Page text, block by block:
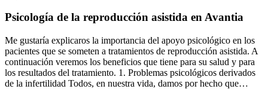
Psicología de la reproducción asistida en Avantia
Me gustaría explicaros la importancia del apoyo psicológico en los
pacientes que se someten a tratamientos de reproducción asistida. A
continuación veremos los beneficios que tiene para su salud y para
los resultados del tratamiento. 1. Problemas psicológicos derivados
de la infertilidad Todos, en nuestra vida, damos por hecho que…